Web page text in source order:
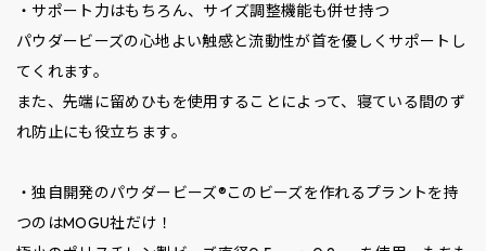
・サポート力はもちろん、サイズ調整機能も併せ持つ
パウダービーズの心地よい触感と流動性が首を優しくサポートし
てくれます。
また、先端に留めひもを使用することによって、寝ている間のず
れ防止にも役立ちます。
・独自開発のパウダービーズ®このビーズを作れるプラントを持
つのはMOGU社だけ！